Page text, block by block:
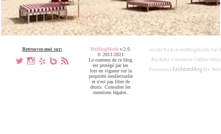
Retrouvez-moi sur:
a x h V ,
modeBa&sh myblogmode Sac
Baskets Converse Collier
Roseanna fashionblogEtc.
MyBlogModev.2.0.
© 2011-2021
Le contenu de ce blog
est protégé par les
lois en vigueur sur la
propriété intellectuelle
et n'est pas libre de
droits. Consulter les
mentions légales.